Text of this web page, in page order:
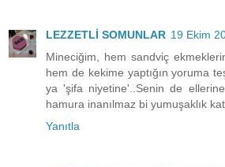
LEZZETLİ SOMUNLAR 19 Ekim
Mineciğim, hem sandviç
hem de kekime yaptığın yoruma
ya 'şifa niyetine'..Senin de
hamura inanılmaz bi yumuşaklık
Yanıtla